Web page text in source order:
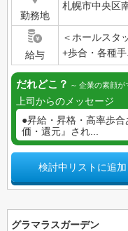
勤務地
札幌市中央区
給与
＜ホールスタ
+歩合・各種手
だれどこ？ 企業の素顔が
上司からのメッセージ
●昇給・昇格・高率歩
価・還元』され...
検討中リストに追加
グラマラスガーデン